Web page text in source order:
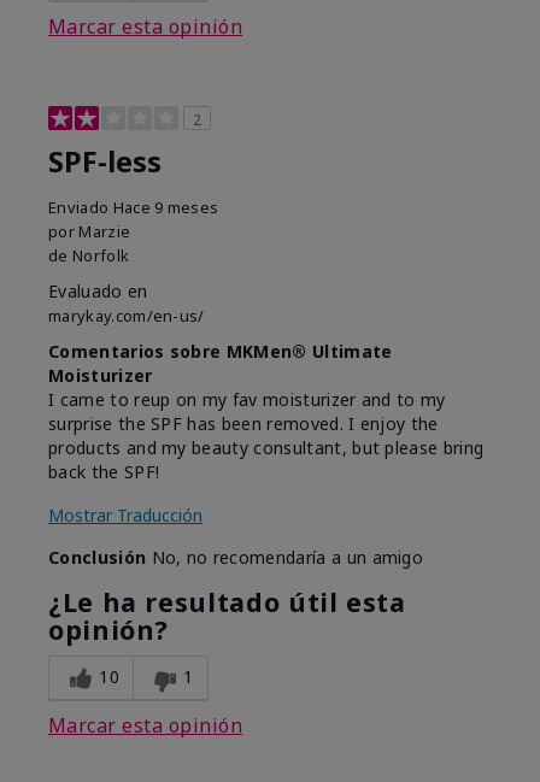
Marcar esta opinión
2
SPF-less
Enviado Hace 9 meses
por Marzie
de Norfolk
Evaluado en
marykay.com/en-us/
Comentarios sobre MKMen® Ultimate
Moisturizer
I came to reup on my fav moisturizer and to my
surprise the SPF has been removed. I enjoy the
products and my beauty consultant, but please bring
back the SPF!
Mostrar Traducción
Conclusión No, no recomendaría a un amigo
¿Le ha resultado útil esta
opinión?
10 1
Marcar esta opinión